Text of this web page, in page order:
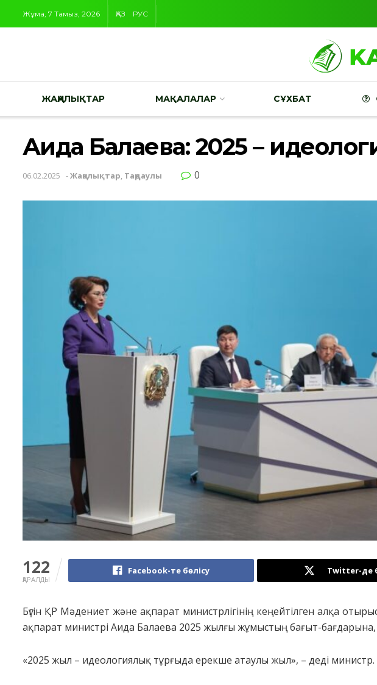
Жұма, 7 Тамыз, 2026 ҚАЗ РУС
ЖАҢАЛЫҚТАР МАҚАЛАЛАР СҰХБАТ
Аида Балаева: 2025 –
06.02.2025 -Жаңалықтар, Таңдаулы 0
122
ҚАРАЛДЫ
Facebook-те бөлісу Twitter-де
Бүгін ҚР Мәдениет және ақпарат министрлігінің кеңейтілген алқа
ақпарат министрі Аида Балаева 2025 жылғы жұмыстың бағыт-бағдарына,
«2025 жыл – идеологиялық тұрғыда ерекше атаулы жыл», – деді министр.